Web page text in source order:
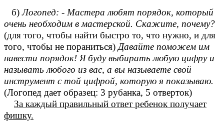
б)Логопед: - Мастера любят порядок, который
очень необходим в мастерской. Скажите, почему?
(для того, чтобы найти быстро то, что нужно, и для
того, чтобы не пораниться) Давайте поможем им
навести порядок! Я буду выбирать любую цифру и
называть любого из вас, а вы называете свой
инструмент с той цифрой, которую я показываю.
(Логопед дает образец: 3 рубанка, 5 отверток)
За каждый правильный ответ ребенок получает
фишку.